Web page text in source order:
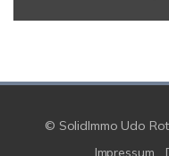
© SolidImmo Udo
Impressum